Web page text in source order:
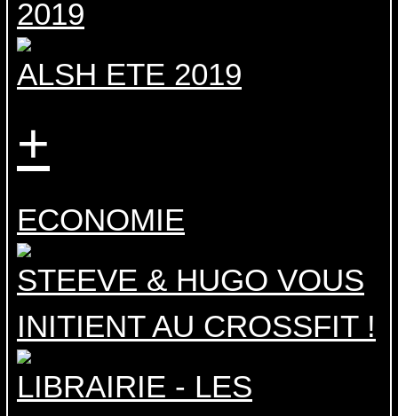
2019
ALSH ETE 2019
+
ECONOMIE
STEEVE & HUGO VOUS
INITIENT AU CROSSFIT !
LIBRAIRIE - LES